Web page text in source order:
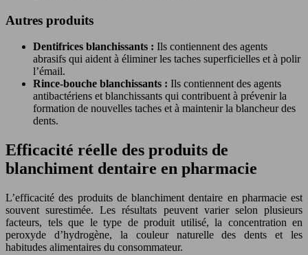
Autres produits
Dentifrices blanchissants : Ils contiennent des agents
abrasifs qui aident à éliminer les taches superficielles et à polir
l’émail.
Rince-bouche blanchissants : Ils contiennent des agents
antibactériens et blanchissants qui contribuent à prévenir la
formation de nouvelles taches et à maintenir la blancheur des
dents.
Efficacité réelle des produits de
blanchiment dentaire en pharmacie
L’efficacité des produits de blanchiment dentaire en pharmacie est
souvent surestimée. Les résultats peuvent varier selon plusieurs
facteurs, tels que le type de produit utilisé, la concentration en
peroxyde d’hydrogène, la couleur naturelle des dents et les
habitudes alimentaires du consommateur.